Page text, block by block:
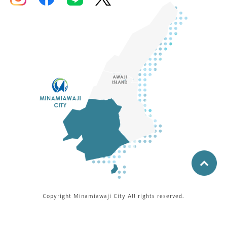
Copyright Minamiawaji City All rights reserved.